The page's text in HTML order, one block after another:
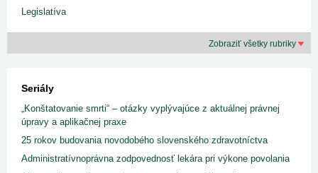
Legislatíva
Zobraziť všetky rubriky
Seriály
„Konštatovanie smrti“ – otázky vyplývajúce z aktuálnej právnej
úpravy a aplikačnej praxe
25 rokov budovania novodobého slovenského zdravotníctva
Administratívnoprávna zodpovednosť lekára pri výkone povolania